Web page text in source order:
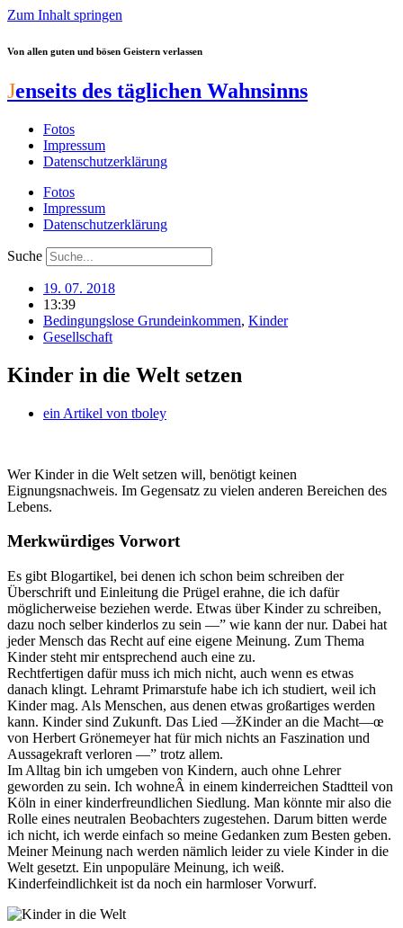
Zum Inhalt springen
Von allen guten und bösen Geistern verlassen
Jenseits des täglichen Wahnsinns
Fotos
Impressum
Datenschutzerklärung
Fotos
Impressum
Datenschutzerklärung
Suche
19. 07. 2018
13:39
Bedingungslose Grundeinkommen, Kinder
Gesellschaft
Kinder in die Welt setzen
ein Artikel von tboley
Wer Kinder in die Welt setzen will, benötigt keinen
Eignungsnachweis. Im Gegensatz zu vielen anderen Bereichen des
Lebens.
Merkwürdiges Vorwort
Es gibt Blogartikel, bei denen ich schon beim schreiben der
Überschrift und Einleitung die Prügel erahne, die ich dafür
möglicherweise beziehen werde. Etwas über Kinder zu schreiben,
dazu noch selber kinderlos zu sein —” wie kann der nur. Dabei hat
jeder Mensch das Recht auf eine eigene Meinung. Zum Thema
Kinder steht mir entsprechend auch eine zu.
Rechtfertigen dafür muss ich mich nicht, auch wenn es etwas
danach klingt. Lehramt Primarstufe habe ich ich studiert, weil ich
Kinder mag. Als Menschen, aus denen etwas großartiges werden
kann. Kinder sind Zukunft. Das Lied —žKinder an die Macht—œ
von Herbert Grönemeyer hat für mich nichts an Faszination und
Aussagekraft verloren —” trotz allem.
Im Alltag bin ich umgeben von Kindern, auch ohne Lehrer
geworden zu sein. Ich wohneÂ in einem kinderreichen Stadtteil von
Köln in einer kinderfreundlichen Siedlung. Man könnte mir also die
Rolle eines neutralen Beobachters zugestehen. Darum bitten werde
ich nicht, ich werde einfach so meine Gedanken zum Besten geben.
Meiner Meinung nach werden nämlich leider zu viele Kinder in die
Welt gesetzt. Ein unpopuläre Meinung, ich weiß.
Kinderfeindlichkeit ist da noch ein harmloser Vorwurf.